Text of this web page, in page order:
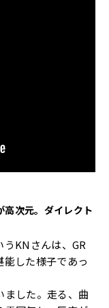
高次元。ダイレクト
KNさんは、GR
した様子であっ
ました。走る、曲